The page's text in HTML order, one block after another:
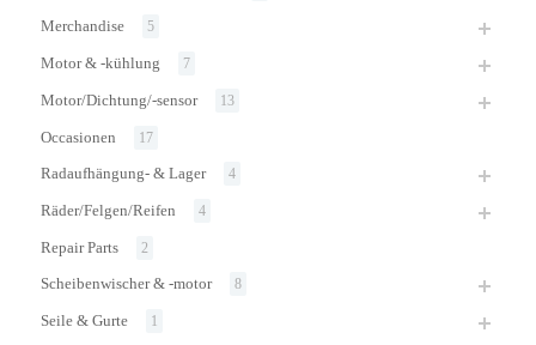
Merchandise 5
Motor & -kühlung 7
Motor/Dichtung/-sensor 13
Occasionen 17
Radaufhängung- & Lager 4
Räder/Felgen/Reifen 4
Repair Parts 2
Scheibenwischer & -motor 8
Seile & Gurte 1